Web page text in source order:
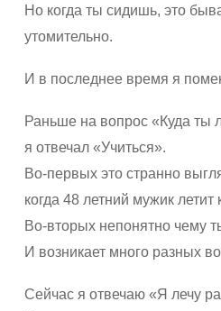
Но когда ты сидишь, это
утомительно.
И в последнее время я
Раньше на вопрос «Куда ты
я отвечал «Учиться».
Во-первых это странно
когда 48 летний мужик летит
Во-вторых непонятно чему
И возникает много разных
Сейчас я отвечаю «Я лечу